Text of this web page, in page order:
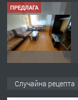
ПРЕДЛАГА
Случайна рецепта